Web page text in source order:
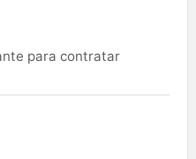
para contratar